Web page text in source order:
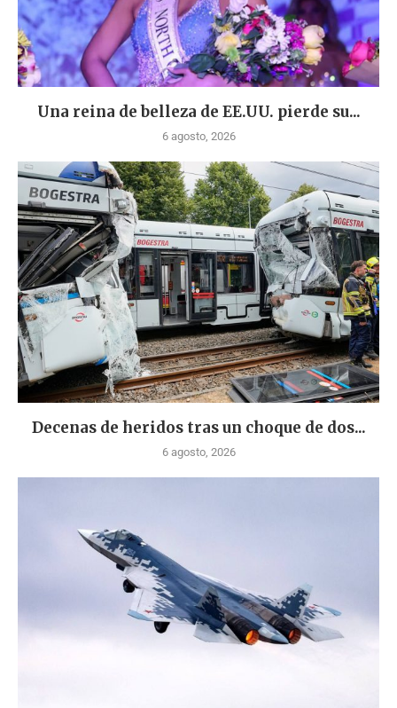
Una reina de belleza de EE.UU. pierde su...
6 agosto, 2026
Decenas de heridos tras un choque de dos...
6 agosto, 2026